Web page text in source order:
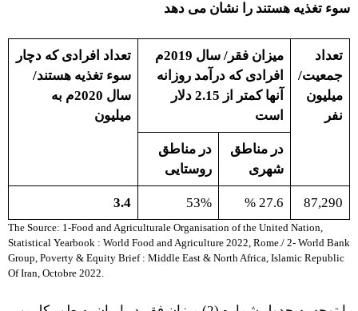
سوء تغذیه هستند را نشان می دهد
تعداد
جمعیت/
میليون
نفر
میزان فقر/ سال 2019م
افرادی که درآمد روزانه
آنها کمتر از 2.15 دلار
است
تعداد افرادی که دچار
سوء تغذیه هستند/
سال 2020م
به
میلیون
در مناطق
شهری
در مناطق
روستایی
87,290
27.6 %
53%
3.4
The Source: 1-Food and Agriculturale Organisation of the United Nation,
Statistical Yearbook : World Food and Agriculture 2022, Rome./ 2- World Bank
Group, Poverty & Equity Brief : Middle East & North Africa, Islamic Republic
Of Iran, Octobre 2022.